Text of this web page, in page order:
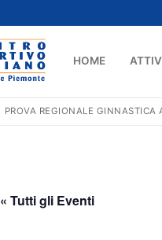
HOME
PROVA REGIONALE GINNASTICA
« Tutti gli Eventi